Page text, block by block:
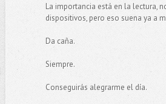
La importancia está en la lectura,
dispositivos, pero eso suena ya a
Da caña.
Siempre.
Conseguirás alegrarme el día.